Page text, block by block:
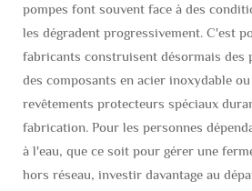
pompes font souvent face à des
les dégradent progressivement. C'est
fabricants construisent désormais des
des composants en acier inoxydable
revêtements protecteurs spéciaux
fabrication. Pour les personnes
à l'eau, que ce soit pour gérer une
hors réseau, investir davantage au